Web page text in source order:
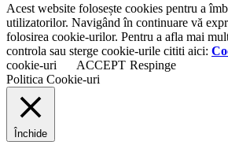
Acest website folosește cookies pentru a
utilizatorilor. Navigând în continuare vă
folosirea cookie-urilor. Pentru a afla mai
controla sau sterge cookie-urile cititi aici:
cookie-uri
ACCEPT Respinge
Politica Cookie-uri
Închide